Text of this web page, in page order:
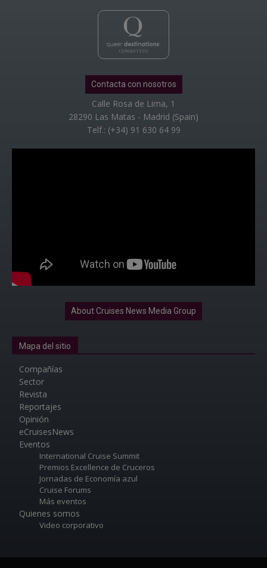
Contacta con nosotros
Calle Rosa de Lima, 1
28290 Las Matas - Madrid (Spain)
Telf.: (+34) 91 630 64 99
About Cruises News Media Group
Mapa del sitio
Compañías
Sector
Revista
Reportajes
Opinión
eCruisesNews
Eventos
International Cruise Summit
Premios Excellence de Cruceros
Jornadas de Economía azul
Cruise Forums
Más eventos
Quienes somos
Video corporativo